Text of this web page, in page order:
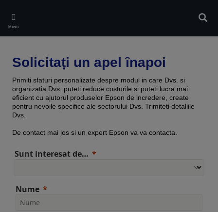
main
content
Meniu
Solicitați un apel înapoi
Primiti sfaturi personalizate despre modul in care Dvs. si
organizatia Dvs. puteti reduce costurile si puteti lucra mai
eficient cu ajutorul produselor Epson de incredere, create
pentru nevoile specifice ale sectorului Dvs. Trimiteti detaliile
Dvs.
De contact mai jos si un expert Epson va va contacta.
Sunt interesat de…
Nume